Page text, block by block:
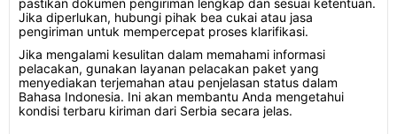
pastikan dokumen pengiriman lengkap dan sesuai ketentuan.
Jika diperlukan, hubungi pihak bea cukai atau jasa
pengiriman untuk mempercepat proses klarifikasi.
Jika mengalami kesulitan dalam memahami informasi
pelacakan, gunakan layanan pelacakan paket yang
menyediakan terjemahan atau penjelasan status dalam
Bahasa Indonesia. Ini akan membantu Anda mengetahui
kondisi terbaru kiriman dari Serbia secara jelas.